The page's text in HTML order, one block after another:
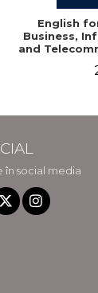
English
Business,
and
în social media